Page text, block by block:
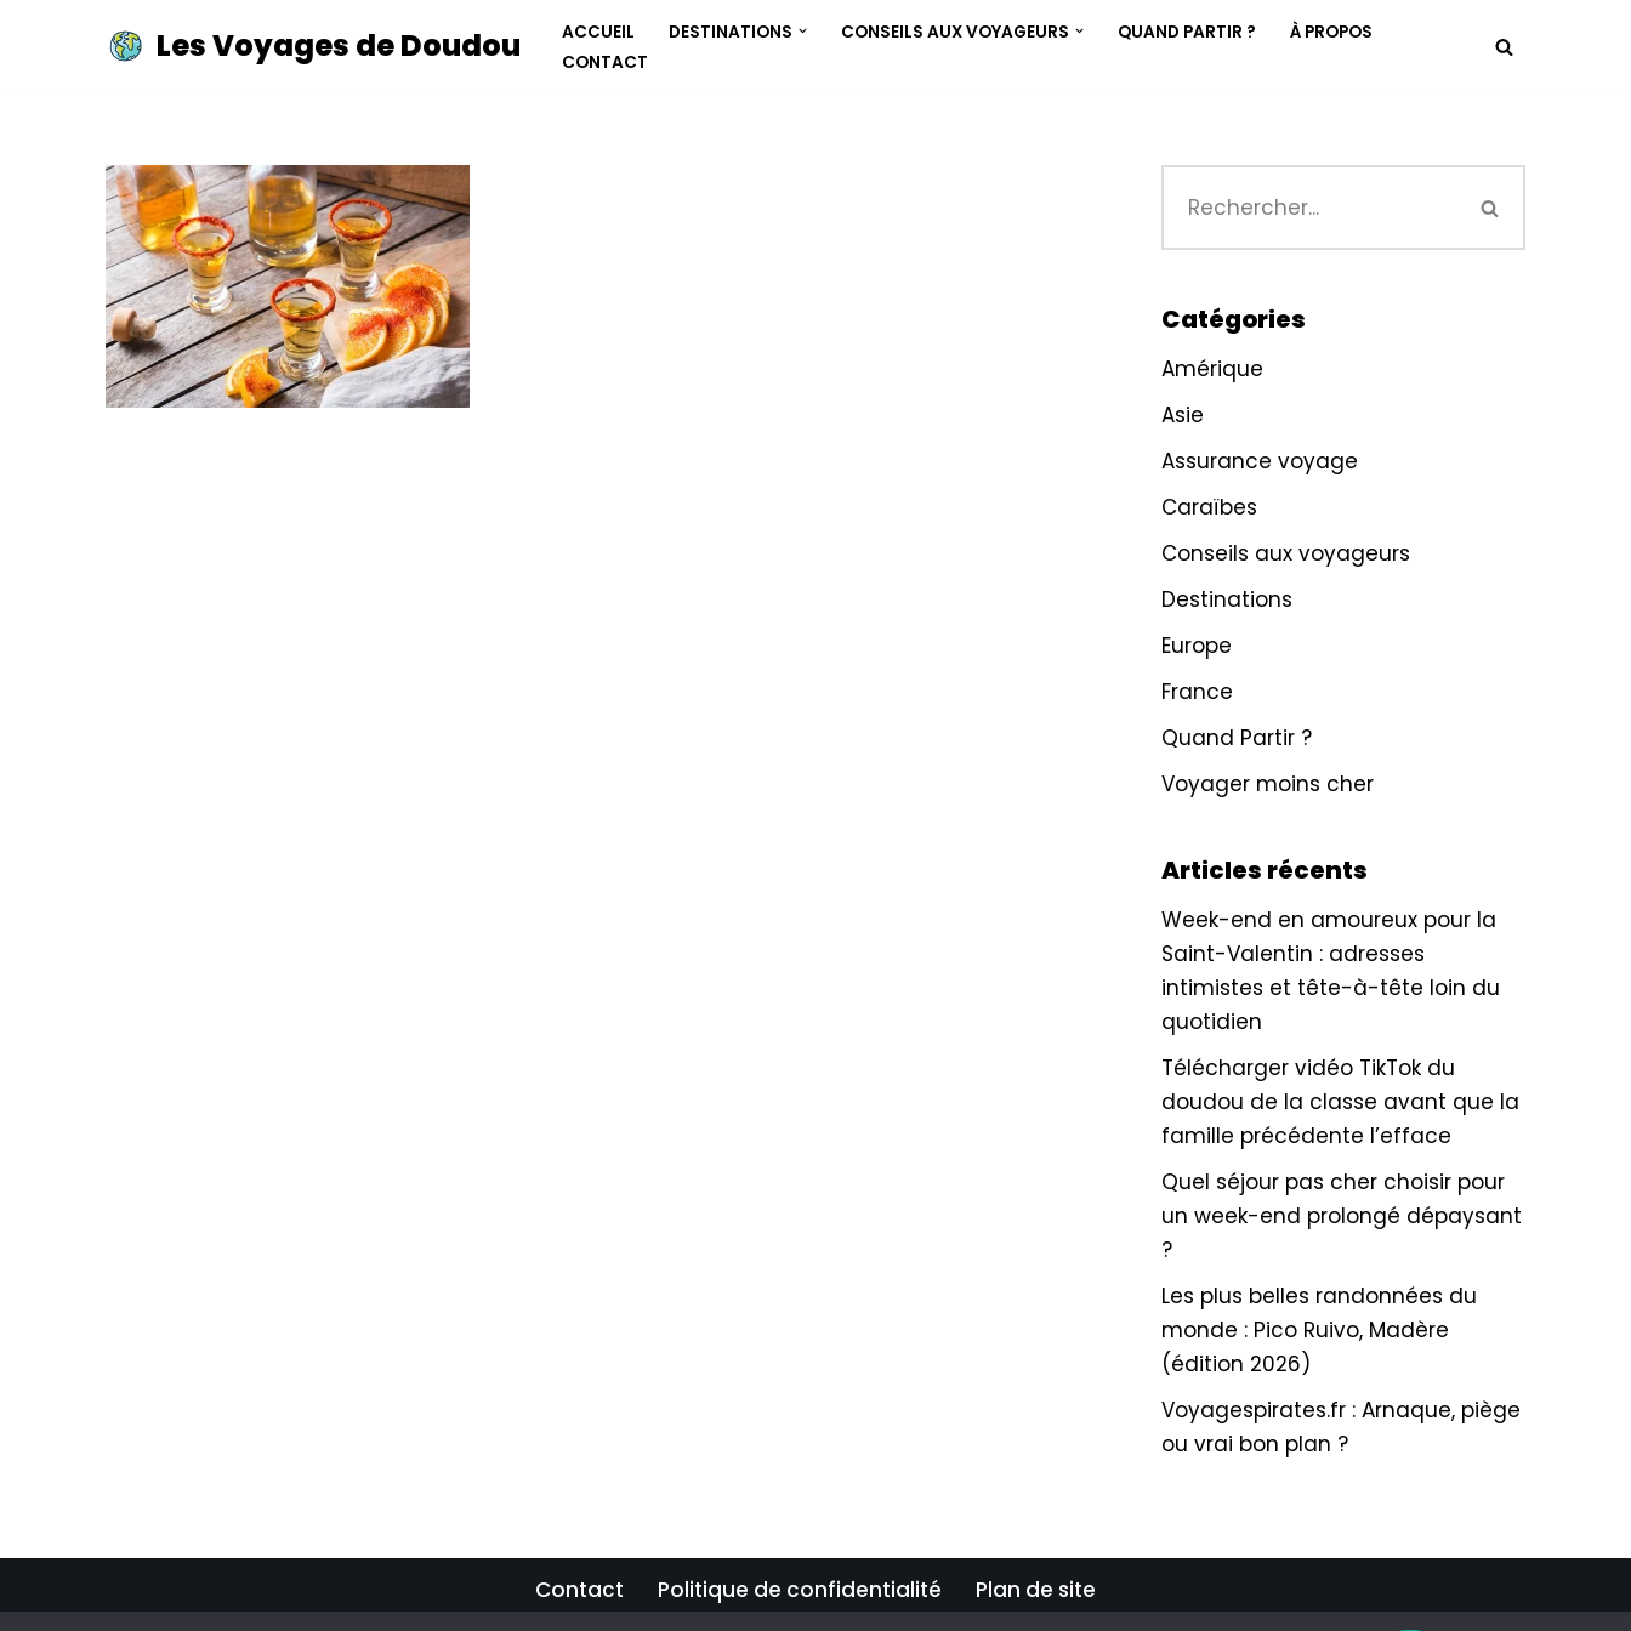
Les Voyages de Doudou ACCUEIL DESTINATIONS CONSEILS AUX VOYAGEURS QUAND PARTIR ?
À PROPOS
CONTACT
Catégories
Amérique
Asie
Assurance voyage
Caraïbes
Conseils aux voyageurs
Destinations
Europe
France
Quand Partir ?
Voyager moins cher
Articles récents
Week-end en amoureux pour la
Saint-Valentin : adresses
intimistes et tête-à-tête loin du
quotidien
Télécharger vidéo TikTok du
doudou de la classe avant que la
famille précédente l’efface
Quel séjour pas cher choisir pour
un week-end prolongé dépaysant
?
Les plus belles randonnées du
monde : Pico Ruivo, Madère
(édition 2026)
Voyagespirates.fr : Arnaque, piège
ou vrai bon plan ?
Contact Politique de confidentialité Plan de site